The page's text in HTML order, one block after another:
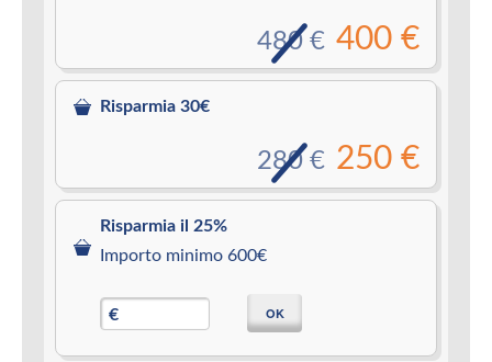
400 €
480 €
Risparmia 30€
250 €
280 €
Risparmia il 25%
Importo minimo 600€
€ OK